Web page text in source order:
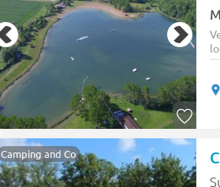
Camping and Co